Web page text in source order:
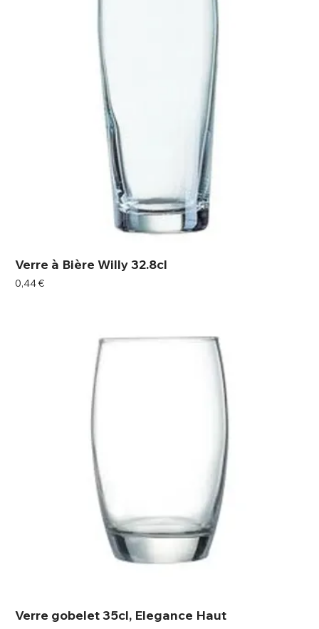
Verre à Bière Willy 32.8cl
Prix
0,44 €
Verre gobelet 35cl, Elegance Haut